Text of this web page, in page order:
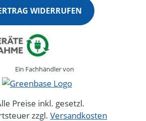
WIDERRUFEN
Ein Fachhändler von
Preise inkl. gesetzl.
zzgl. Versandkosten